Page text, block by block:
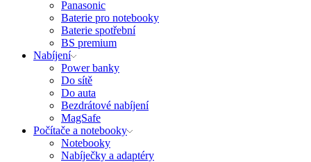
Panasonic
Baterie pro notebooky
Baterie spotřební
BS premium
Nabíjení
Power banky
Do sítě
Do auta
Bezdrátové nabíjení
MagSafe
Počítače a notebooky
Notebooky
Nabíječky a adaptéry